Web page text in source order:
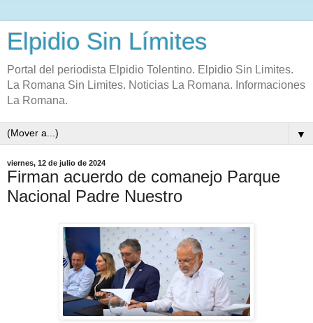
Elpidio Sin Límites
Portal del periodista Elpidio Tolentino. Elpidio Sin Limites.
La Romana Sin Limites. Noticias La Romana. Informaciones
La Romana.
▼
viernes, 12 de julio de 2024
Firman acuerdo de comanejo Parque
Nacional Padre Nuestro